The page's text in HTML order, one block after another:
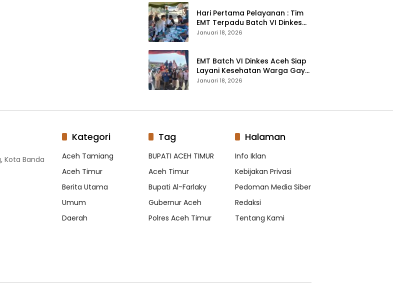
Hari Pertama Pelayanan : Tim
EMT Terpadu Batch VI Dinkes
Aceh Jangkau Wilayah
Januari 18, 2026
EMT Batch VI Dinkes Aceh Siap
Layani Kesehatan Warga Gayo
Lues, Ini Lokasi Yang Akan
Januari 18, 2026
Kota Banda
Kategori
Aceh Tamiang
Aceh Timur
Berita Utama
Umum
Daerah
Tag
BUPATI ACEH TIMUR
Aceh Timur
Bupati Al-Farlaky
Gubernur Aceh
Polres Aceh Timur
Halaman
Info Iklan
Kebijakan Privasi
Pedoman Media Siber
Redaksi
Tentang Kami